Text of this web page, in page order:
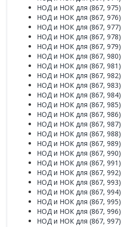
НОД и НОК для (867, 975)
НОД и НОК для (867, 976)
НОД и НОК для (867, 977)
НОД и НОК для (867, 978)
НОД и НОК для (867, 979)
НОД и НОК для (867, 980)
НОД и НОК для (867, 981)
НОД и НОК для (867, 982)
НОД и НОК для (867, 983)
НОД и НОК для (867, 984)
НОД и НОК для (867, 985)
НОД и НОК для (867, 986)
НОД и НОК для (867, 987)
НОД и НОК для (867, 988)
НОД и НОК для (867, 989)
НОД и НОК для (867, 990)
НОД и НОК для (867, 991)
НОД и НОК для (867, 992)
НОД и НОК для (867, 993)
НОД и НОК для (867, 994)
НОД и НОК для (867, 995)
НОД и НОК для (867, 996)
НОД и НОК для (867, 997)